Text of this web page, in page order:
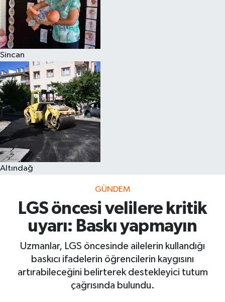
Sincan
Altındağ
GÜNDEM
LGS öncesi velilere kritik
uyarı: Baskı yapmayın
Uzmanlar, LGS öncesinde ailelerin kullandığı
baskıcı ifadelerin öğrencilerin kaygısını
artırabileceğini belirterek destekleyici tutum
çağrısında bulundu.